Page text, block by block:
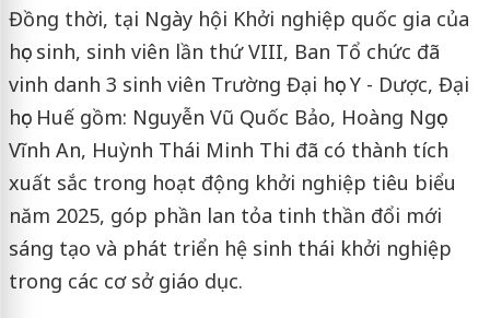
Đồng thời, tại Ngày hội Khởi nghiệp quốc gia của
học sinh, sinh viên lần thứ VIII, Ban Tổ chức đã
vinh danh 3 sinh viên Trường Đại học Y - Dược, Đại
học Huế gồm: Nguyễn Vũ Quốc Bảo, Hoàng Ngọc
Vĩnh An, Huỳnh Thái Minh Thi đã có thành tích
xuất sắc trong hoạt động khởi nghiệp tiêu biểu
năm 2025, góp phần lan tỏa tinh thần đổi mới
sáng tạo và phát triển hệ sinh thái khởi nghiệp
trong các cơ sở giáo dục.